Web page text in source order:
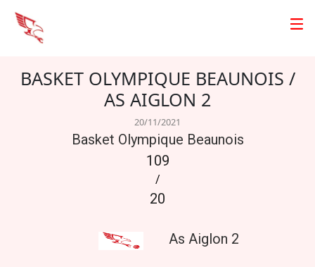
BASKET OLYMPIQUE BEAUNOIS /
AS AIGLON 2
20/11/2021
Basket Olympique Beaunois
109
/
20
As Aiglon 2